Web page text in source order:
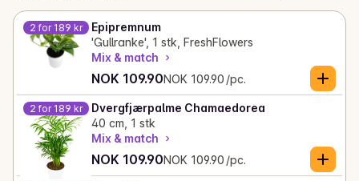
2 for 189 kr
Epipremnum
'Gullranke', 1 stk, FreshFlowers
Mix & match
NOK 109.90
Current price is: NOK 109.90
NOK 109.90 /pc.
Unit price: NOK 109.90 /pc.
2 for 189 kr
Dvergfjærpalme Chamaedorea
40 cm, 1 stk
Mix & match
NOK 109.90
Current price is: NOK 109.90
NOK 109.90 /pc.
Unit price: NOK 109.90 /pc.